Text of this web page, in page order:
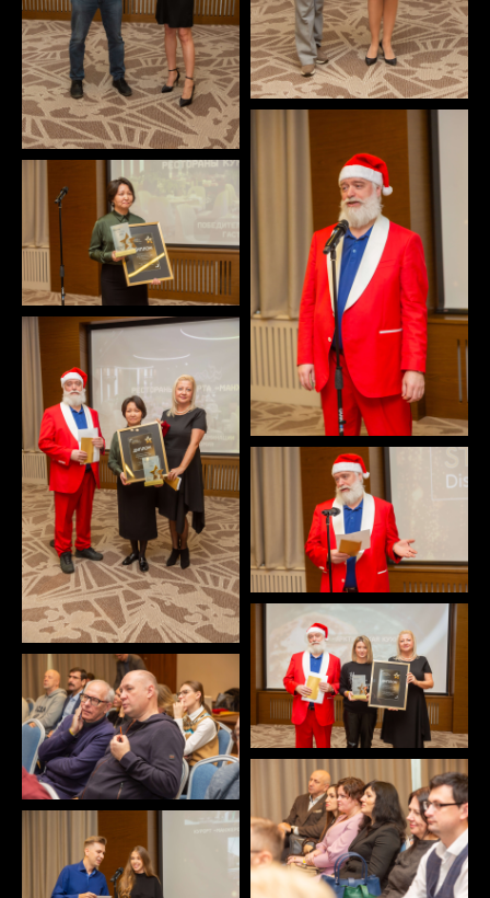
КОНТАКТЫ
Телефон
E-mail
+7 495 665 73 04
premiya@discovery-mag.ru
© 2026 Национальная экспертная премия GOLD STARS
Discovery. GOLD STARS – Золотые звёзды.
Discovery – журнал Discovery, зарегистрированный товарный
знак.
Организатор премии: ООО «ИД «ДИСКАВЕРИ», ИНН
Юридический адрес: г. Москва, Волгоградский просп., д.43,
корп.3, пом. XXXIII, ком. 15Д